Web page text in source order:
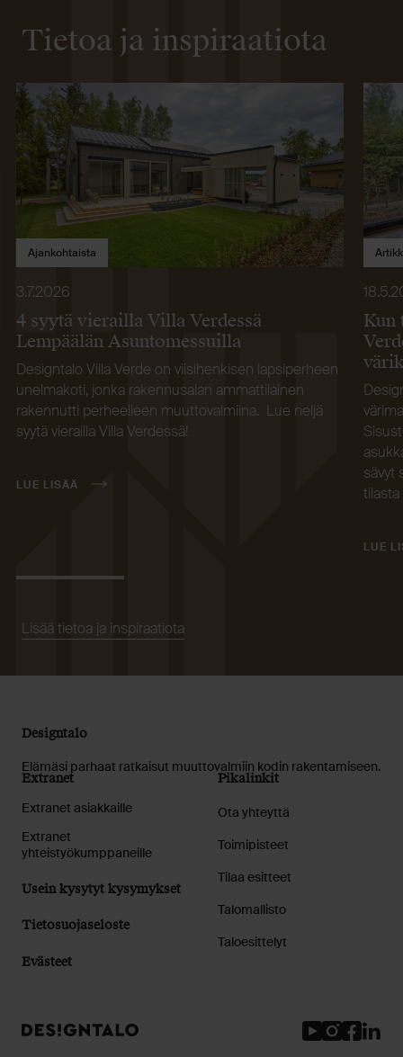
Tietoa ja inspiraatiota
Ajankohtaista
3.7.2026
4 syytä vierailla Villa Verdessä
Lempäälän Asuntomessuilla
Designtalo Villa Verde on viisihenkisen lapsiperheen
unelmakoti, jonka rakennusalan ammattilainen
rakennutti perheelleen muuttovalmiina. Lue neljä
syytä vierailla Villa Verdessä!
LUE LISÄÄ
Kun
sävyt
LUE
Lisää tietoa ja inspiraatiota
Designtalo
Elämäsi parhaat ratkaisut muuttovalmiin kodin rakentamiseen.
Extranet
Extranet asiakkaille
Extranet
yhteistyökumppaneille
Usein kysytyt kysymykset
Tietosuojaseloste
Evästeet
Pikalinkit
Ota yhteyttä
Toimipisteet
Tilaa esitteet
Talomallisto
Taloesittelyt
Youtube
Instagram
Facebook